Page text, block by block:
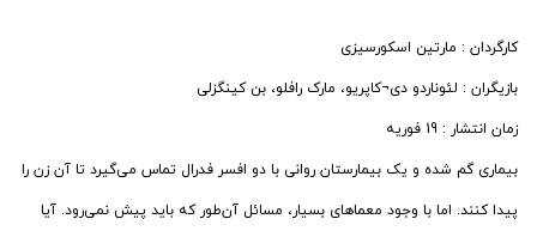
کارگردان : مارتین اسکورسیزی
بازیگران : لئوناردو دی¬کاپریو، مارک رافلو، بن کینگزلی
زمان انتشار : 19 فوریه
بیماری گم شده و یک بیمارستان روانی با دو افسر فدرال تماس می‌گیرد تا آن زن را
پیدا کنند. اما با وجود معماهای بسیار، مسائل آن‌طور که باید پیش نمی‌رود. آیا